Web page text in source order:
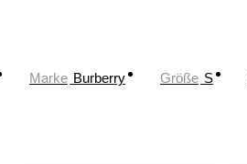
Marke Burberry Größe S